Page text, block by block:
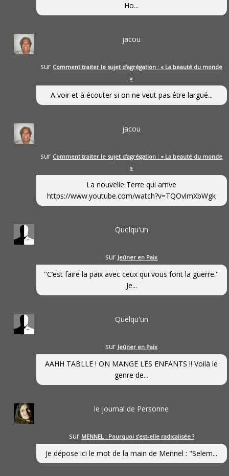
Ho...
jacou
sur Comment traiter le sujet d’agrégation : « La beauté du monde
»
A voir et à écouter si on ne veut pas être largué...
jacou
sur Comment traiter le sujet d’agrégation : « La beauté du monde
»
La nouvelle Terre qui arrive
https://www.youtube.com/watch?v=TQOvlmXbWgk
Quelqu'un
sur Jeûner en Paix
"C’est faire la paix avec ceux qui vous font la guerre."
Je...
Quelqu'un
sur Jeûner en Paix
AAHH TABLLE ! ON MANGE LES ENFANTS !! Voilà le
genre de...
le journal de Personne
sur MENNEL : Pourquoi s’est-elle radicalisée ?
Je dépose ici le mot de la main de Mennel : "Selem...